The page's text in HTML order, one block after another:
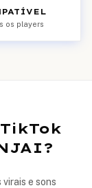
os players
e sons